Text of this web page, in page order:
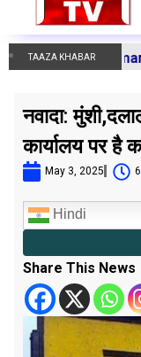
TAAZA KHABAR
Kumar
नवादा:
कार्यालय पर है
May 3, 2025
Hindi
Share This News